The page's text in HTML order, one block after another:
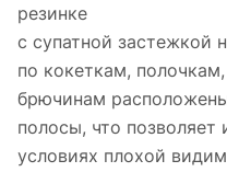
резинке
с супатной застежкой
по кокеткам,
брючинам
полосы, что позволяет
условиях плохой